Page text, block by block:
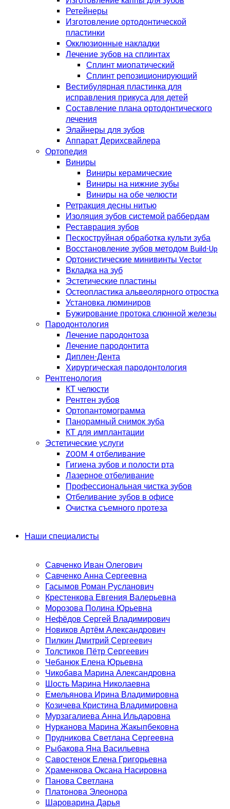
Ретейнеры
Изготовление ортодонтической
пластинки
Окклюзионные накладки
Лечение зубов на сплинтах
Сплинт миопатический
Сплинт репозиционирующий
Вестибулярная пластинка для
исправления прикуса для детей
Составление плана ортодонтического
лечения
Элайнеры для зубов
Аппарат Дерихсвайлера
Ортопедия
Виниры
Виниры керамические
Виниры на нижние зубы
Виниры на обе челюсти
Ретракция десны нитью
Изоляция зубов системой раббердам
Реставрация зубов
Пескоструйная обработка культи зуба
Восстановление зубов методом Build-Up
Ортонистические минивинты Vector
Вкладка на зуб
Эстетические пластины
Остеопластика альвеолярного отростка
Установка люминиров
Бужирование протока слюнной железы
Пародонтология
Лечение пародонтоза
Лечение пародонтита
Диплен-Дента
Хирургическая пародонтология
Рентгенология
КТ челюсти
Рентген зубов
Ортопантомограмма
Панорамный снимок зуба
КТ для имплантации
Эстетические услуги
ZOOM 4 отбеливание
Гигиена зубов и полости рта
Лазерное отбеливание
Профессиональная чистка зубов
Отбеливание зубов в офисе
Очистка съемного протеза
Наши специалисты
Савченко Иван Олегович
Савченко Анна Сергеевна
Гасымов Роман Русланович
Крестенкова Евгения Валерьевна
Морозова Полина Юрьевна
Нефёдов Сергей Владимирович
Новиков Артём Александрович
Пилкин Дмитрий Сергеевич
Толстиков Пётр Сергеевич
Чебанюк Елена Юрьевна
Чикобава Марина Александровна
Шость Марина Николаевна
Емельянова Ирина Владимировна
Козичева Кристина Владимировна
Мурзагалиева Анна Ильдаровна
Нурканова Марина Жакыпбековна
Прудникова Светлана Сергеевна
Рыбакова Яна Васильевна
Савостенок Елена Григорьевна
Храменкова Оксана Насировна
Панова Светлана
Платонова Элеонора
Шароварина Дарья